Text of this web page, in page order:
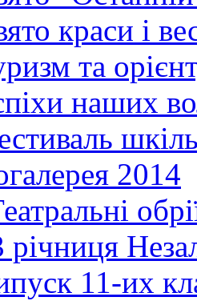
краси і
та
наших
2014
річниця
11-их